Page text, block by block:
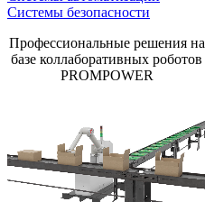
Системы безопасности
Профессиональные решения на
базе коллаборативных роботов
PROMPOWER